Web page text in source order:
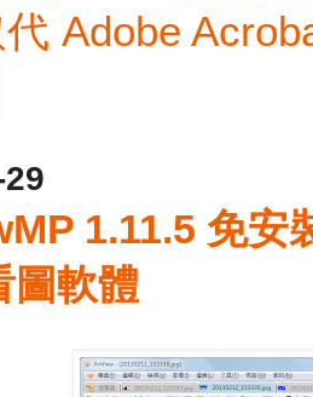
Adobe
1.11.5 免安
圖軟體